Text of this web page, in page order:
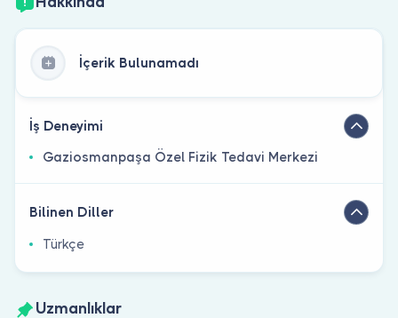
Hakkında
İçerik Bulunamadı
İş Deneyimi
Gaziosmanpaşa Özel Fizik Tedavi Merkezi
Bilinen Diller
Türkçe
Uzmanlıklar